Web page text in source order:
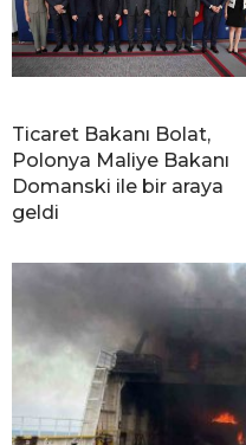
Ticaret Bakanı Bolat,
Polonya Maliye Bakanı
Domanski ile bir araya
geldi